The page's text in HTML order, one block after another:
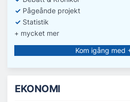
✓ Pågeånde projekt
✓ Statistik
+ mycket mer
Kom igång med
EKONOMI